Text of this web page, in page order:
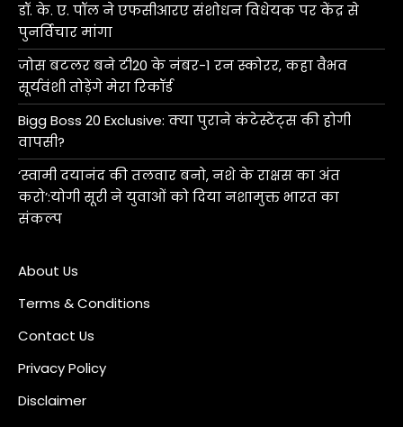
डॉ. के. ए. पॉल ने एफसीआरए संशोधन विधेयक पर केंद्र से
पुनर्विचार मांगा
जोस बटलर बने टी20 के नंबर-1 रन स्कोरर, कहा वैभव
सूर्यवंशी तोड़ेंगे मेरा रिकॉर्ड
Bigg Boss 20 Exclusive: क्या पुराने कंटेस्टेंट्स की होगी
वापसी?
‘स्वामी दयानंद की तलवार बनो, नशे के राक्षस का अंत
करो’:योगी सूरी ने युवाओं को दिया नशामुक्त भारत का
संकल्प
About Us
Terms & Conditions
Contact Us
Privacy Policy
Disclaimer